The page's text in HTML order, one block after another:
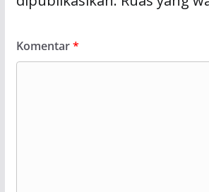
Komentar*